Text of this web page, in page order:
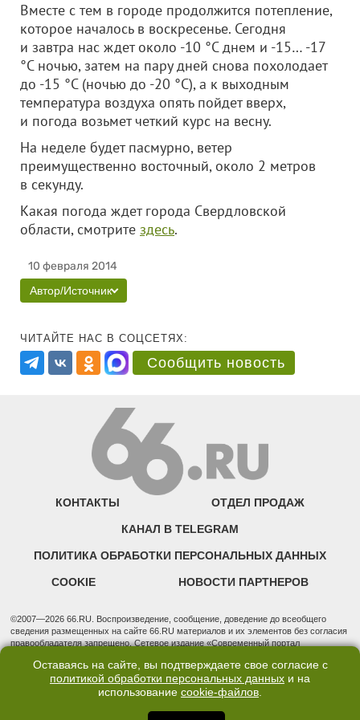
Вместе с тем в городе продолжится потепление,
которое началось в воскресенье. Сегодня
и завтра нас ждет около -10 °С днем и -15… -17
°С ночью, затем на пару дней снова похолодает
до -15 °С (ночью до -20 °С), а к выходным
температура воздуха опять пойдет вверх,
и погода возьмет четкий курс на весну.
На неделе будет пасмурно, ветер
преимущественно восточный, около 2 метров
в секунду.
Какая погода ждет города Свердловской
области, смотрите здесь.
10 февраля 2014
Автор/Источник
ЧИТАЙТЕ НАС В СОЦСЕТЯХ:
Сообщить новость
КОНТАКТЫ ОТДЕЛ ПРОДАЖ
КАНАЛ В TELEGRAM
ПОЛИТИКА ОБРАБОТКИ ПЕРСОНАЛЬНЫХ ДАННЫХ
COOKIE НОВОСТИ ПАРТНЕРОВ
©2007—2026 66.RU. Воспроизведение, сообщение, доведение до всеобщего
сведения размещенных на сайте 66.RU материалов и их элементов без согласия
правообладателя запрещено. Сетевое издание «Современный портал
надзору в сфере связи, информационных технологий и массовых коммуникаций
(Роскомнадзор). Регистрационный номер ЭЛ № ФС 77 - 76634 от 02.09.2019
Учредитель: Общество с ограниченной ответственностью "66.ру". Юридический
3, оф. 7015 Фактический адрес редакции и отдела продаж: 620014, Свердловская
Оставаясь на сайте, вы подтверждаете свое согласие с
политикой обработки персональных данных и на
использование cookie-файлов.